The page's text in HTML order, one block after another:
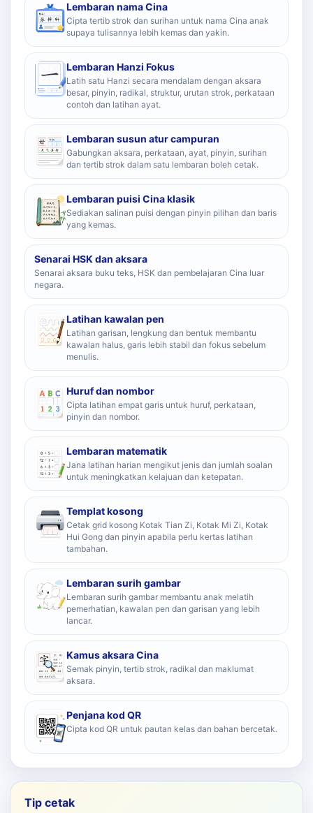
Lembaran nama Cina
Cipta tertib strok dan surihan untuk nama Cina anak
supaya tulisannya lebih kemas dan yakin.
Lembaran Hanzi Fokus
Latih satu Hanzi secara mendalam dengan aksara
besar, pinyin, radikal, struktur, urutan strok, perkataan
contoh dan latihan ayat.
Lembaran susun atur campuran
Gabungkan aksara, perkataan, ayat, pinyin, surihan
dan tertib strok dalam satu lembaran boleh cetak.
Lembaran puisi Cina klasik
Sediakan salinan puisi dengan pinyin pilihan dan baris
yang kemas.
Senarai HSK dan aksara
Senarai aksara buku teks, HSK dan pembelajaran Cina luar
negara.
Latihan kawalan pen
Latihan garisan, lengkung dan bentuk membantu
kawalan halus, garis lebih stabil dan fokus sebelum
menulis.
Huruf dan nombor
Cipta latihan empat garis untuk huruf, perkataan,
pinyin dan nombor.
Lembaran matematik
Jana latihan harian mengikut jenis dan jumlah soalan
untuk meningkatkan kelajuan dan ketepatan.
Templat kosong
Cetak grid kosong Kotak Tian Zi, Kotak Mi Zi, Kotak
Hui Gong dan pinyin apabila perlu kertas latihan
tambahan.
Lembaran surih gambar
Lembaran surih gambar membantu anak melatih
pemerhatian, kawalan pen dan garisan yang lebih
lancar.
Kamus aksara Cina
Semak pinyin, tertib strok, radikal dan maklumat
aksara.
Penjana kod QR
Cipta kod QR untuk pautan kelas dan bahan bercetak.
Tip cetak